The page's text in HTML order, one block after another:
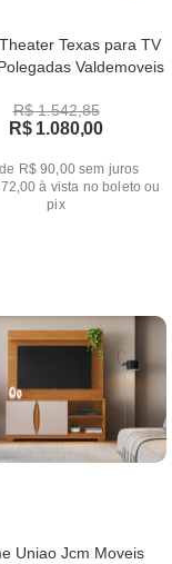
Texas para TV
Valdemoveis
R$ 1.542,85
R$ 1.080,00
R$ 90,00 sem juros
à vista no boleto ou
pix
Uniao Jcm Moveis